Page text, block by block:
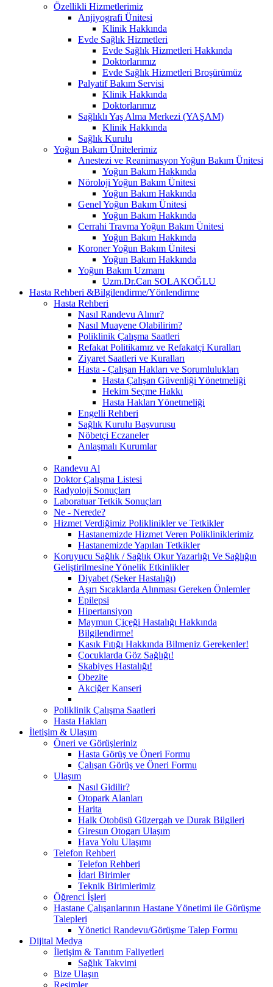
Özellikli Hizmetlerimiz
Anjiyografi Ünitesi
Klinik Hakkında
Evde Sağlık Hizmetleri
Evde Sağlık Hizmetleri Hakkında
Doktorlarımız
Evde Sağlık Hizmetleri Broşürümüz
Palyatif Bakım Servisi
Klinik Hakkında
Doktorlarımız
Sağlıklı Yaş Alma Merkezi (YAŞAM)
Klinik Hakkında
Sağlık Kurulu
Yoğun Bakım Ünitelerimiz
Anestezi ve Reanimasyon Yoğun Bakım Ünitesi
Yoğun Bakım Hakkında
Nöroloji Yoğun Bakım Ünitesi
Yoğun Bakım Hakkında
Genel Yoğun Bakım Ünitesi
Yoğun Bakım Hakkında
Cerrahi Travma Yoğun Bakım Ünitesi
Yoğun Bakım Hakkında
Koroner Yoğun Bakım Ünitesi
Yoğun Bakım Hakkında
Yoğun Bakım Uzmanı
Uzm.Dr.Can SOLAKOĞLU
Hasta Rehberi &Bilgilendirme/Yönlendirme
Hasta Rehberi
Nasıl Randevu Alınır?
Nasıl Muayene Olabilirim?
Poliklinik Çalışma Saatleri
Refakat Politikamız ve Refakatçi Kuralları
Ziyaret Saatleri ve Kuralları
Hasta - Çalışan Hakları ve Sorumlulukları
Hasta Çalışan Güvenliği Yönetmeliği
Hekim Seçme Hakkı
Hasta Hakları Yönetmeliği
Engelli Rehberi
Sağlık Kurulu Başvurusu
Nöbetçi Eczaneler
Anlaşmalı Kurumlar
Randevu Al
Doktor Çalışma Listesi
Radyoloji Sonuçları
Laboratuar Tetkik Sonuçları
Ne - Nerede?
Hizmet Verdiğimiz Poliklinikler ve Tetkikler
Hastanemizde Hizmet Veren Polikliniklerimiz
Hastanemizde Yapılan Tetkikler
Koruyucu Sağlık / Sağlık Okur Yazarlığı Ve Sağlığın
Geliştirilmesine Yönelik Etkinlikler
Diyabet (Şeker Hastalığı)
Aşırı Sıcaklarda Alınması Gereken Önlemler
Epilepsi
Hipertansiyon
Maymun Çiçeği Hastalığı Hakkında
Bilgilendirme!
Kasık Fıtığı Hakkında Bilmeniz Gerekenler!
Çocuklarda Göz Sağlığı!
Skabiyes Hastalığı!
Obezite
Akciğer Kanseri
Poliklinik Çalışma Saatleri
Hasta Hakları
İletişim & Ulaşım
Öneri ve Görüşleriniz
Hasta Görüş ve Öneri Formu
Çalışan Görüş ve Öneri Formu
Ulaşım
Nasıl Gidilir?
Otopark Alanları
Harita
Halk Otobüsü Güzergah ve Durak Bilgileri
Giresun Otogarı Ulaşım
Hava Yolu Ulaşımı
Telefon Rehberi
Telefon Rehberi
İdari Birimler
Teknik Birimlerimiz
Öğrenci İşleri
Hastane Çalışanlarının Hastane Yönetimi ile Görüşme
Talepleri
Yönetici Randevu/Görüşme Talep Formu
Dijital Medya
İletişim & Tanıtım Faliyetleri
Sağlık Takvimi
Bize Ulaşın
Resimler